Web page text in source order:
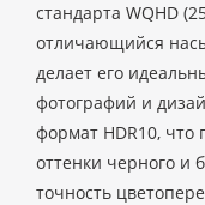
стандарта WQHD
отличающийся
делает его
фотографий и
формат HDR10, что
оттенки черного и
точность